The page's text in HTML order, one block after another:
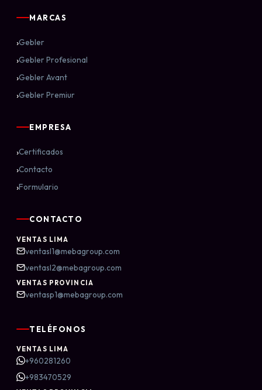
MARCAS
›Gebler
›Gebler Profesional
›Gebler Avant
›Gebler Premiur
EMPRESA
›Certificados
›Contacto
›Formulario
CONTACTO
VENTAS LIMA
ventasl1@mebagroup.com
ventasl2@mebagroup.com
VENTAS PROVINCIA
ventasp1@mebagroup.com
TELÉFONOS
VENTAS LIMA
+960281260
+983470529